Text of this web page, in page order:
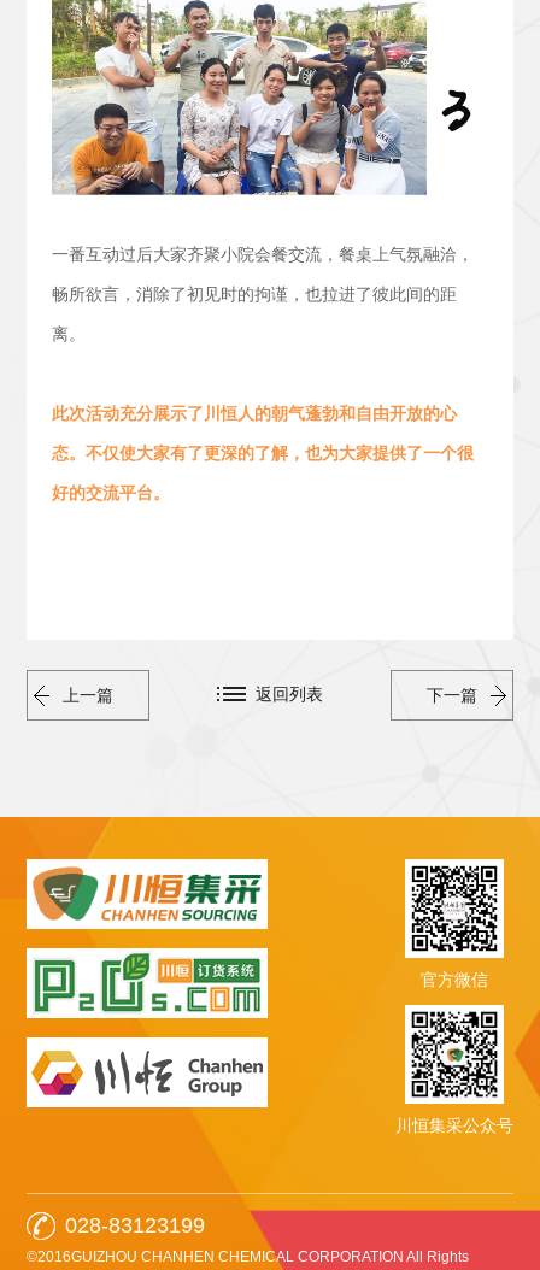
一番互动过后大家齐聚小院会餐交流， 餐桌上气氛融洽，
畅所欲言，消除了初见时的拘谨，也拉进了彼此间的距
离。
此次活动充分展示了川恒人的朝气蓬勃和 自由开放的心
态。 不仅使大家有了更深的了解，也为大家提供了一个很
好的交流平台。
上一篇 下一篇
返回列表
官方微信
川恒集采公众号
028-83123199
©2016GUIZHOU CHANHEN CHEMICAL CORPORATION All Rights